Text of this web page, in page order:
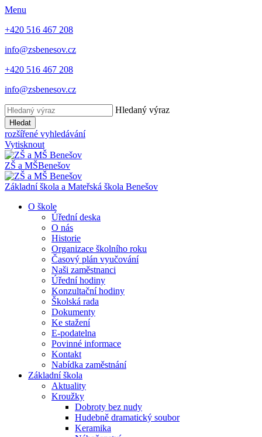
Menu
+420 516 467 208
info@zsbenesov.cz
+420 516 467 208
info@zsbenesov.cz
Hledaný výraz
Hledat
rozšířené vyhledávání
Vytisknout
ZŠ a MŠBenešov
Základní škola a Mateřská škola Benešov
O škole
Úřední deska
O nás
Historie
Organizace školního roku
Časový plán vyučování
Naši zaměstnanci
Úřední hodiny
Konzultační hodiny
Školská rada
Dokumenty
Ke stažení
E-podatelna
Povinné informace
Kontakt
Nabídka zaměstnání
Základní škola
Aktuality
Kroužky
Dobroty bez nudy
Hudebně dramatický soubor
Keramika